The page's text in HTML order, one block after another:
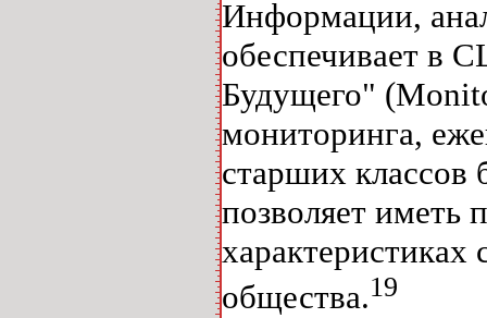
Информации,
обеспечивает в
Будущего"
мониторинга,
старших классов
позволяет
характеристиках
общества.19